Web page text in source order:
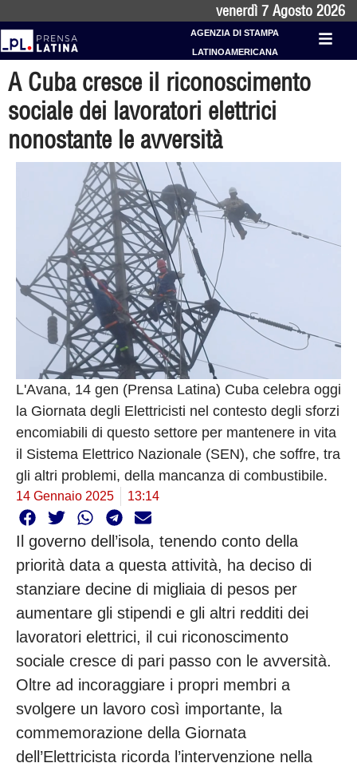
venerdì 7 Agosto 2026
AGENZIA DI STAMPA
LATINOAMERICANA
A Cuba cresce il riconoscimento
sociale dei lavoratori elettrici
nonostante le avversità
L'Avana, 14 gen (Prensa Latina) Cuba celebra oggi
la Giornata degli Elettricisti nel contesto degli sforzi
encomiabili di questo settore per mantenere in vita
il Sistema Elettrico Nazionale (SEN), che soffre, tra
gli altri problemi, della mancanza di combustibile.
14 Gennaio 2025 13:14
Il governo dell’isola, tenendo conto della
priorità data a questa attività, ha deciso di
stanziare decine di migliaia di pesos per
aumentare gli stipendi e gli altri redditi dei
lavoratori elettrici, il cui riconoscimento
sociale cresce di pari passo con le avversità.
Oltre ad incoraggiare i propri membri a
svolgere un lavoro così importante, la
commemorazione della Giornata
dell’Elettricista ricorda l’intervenzione nella